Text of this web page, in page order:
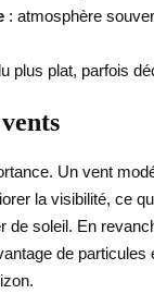
: atmosphère
plus plat, parfois
Un vent
la visibilité, ce
de soleil. En
de particules